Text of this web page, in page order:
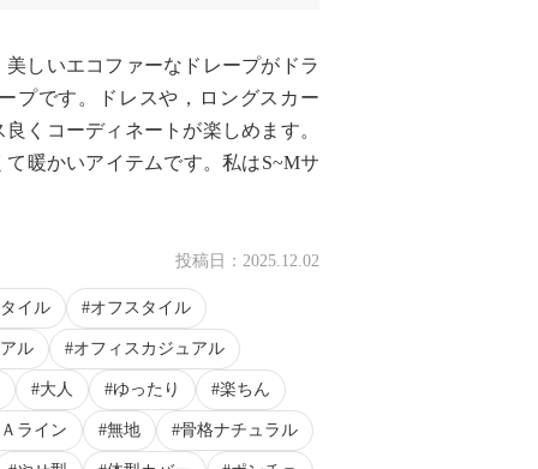
しいエコファーなドレープがドラ
プです。ドレスや，ロングスカー
くコーディネートが楽しめます。
暖かいアイテムです。私はS~Mサ
投稿日： 2025.12.02
イル オフスタイル
ル オフィスカジュアル
大人 ゆったり 楽ちん
Ａライン 無地 骨格ナチュラル